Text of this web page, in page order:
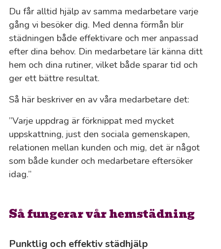
Du får alltid hjälp av samma medarbetare varje
gång vi besöker dig. Med denna förmån blir
städningen både effektivare och mer anpassad
efter dina behov. Din medarbetare lär känna ditt
hem och dina rutiner, vilket både sparar tid och
ger ett bättre resultat.
Så här beskriver en av våra medarbetare det:
”Varje uppdrag är förknippat med mycket
uppskattning, just den sociala gemenskapen,
relationen mellan kunden och mig, det är något
som både kunder och medarbetare eftersöker
idag.”
Så fungerar vår hemstädning
Punktlig och effektiv städhjälp